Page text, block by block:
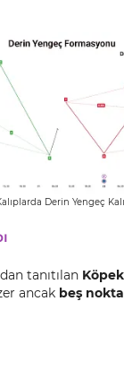
Derin Yengeç
tanıtılan
ancak beş